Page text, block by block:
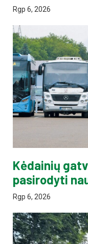
Rgp 6, 2026
Kėdainių
pasirodyti
Rgp 6, 2026